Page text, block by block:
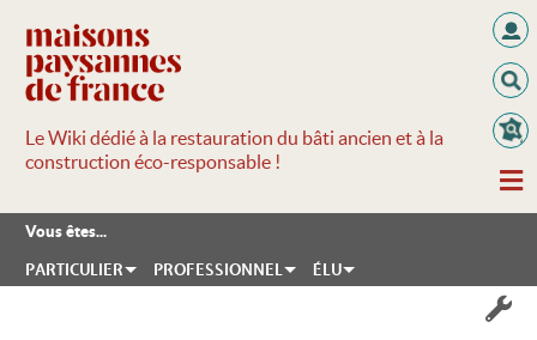
Le Wiki dédié à la restauration du bâti ancien et à la
construction éco-responsable !
Vous êtes...
PARTICULIER PROFESSIONNEL ÉLU